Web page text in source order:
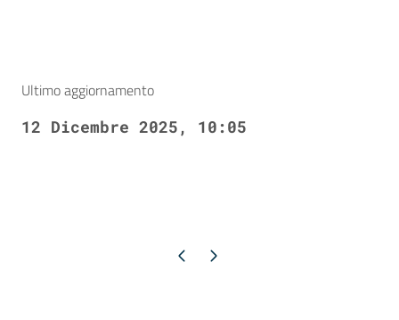
Ultimo aggiornamento
12 Dicembre 2025, 10:05
Pagina precedente
Pagina successiva